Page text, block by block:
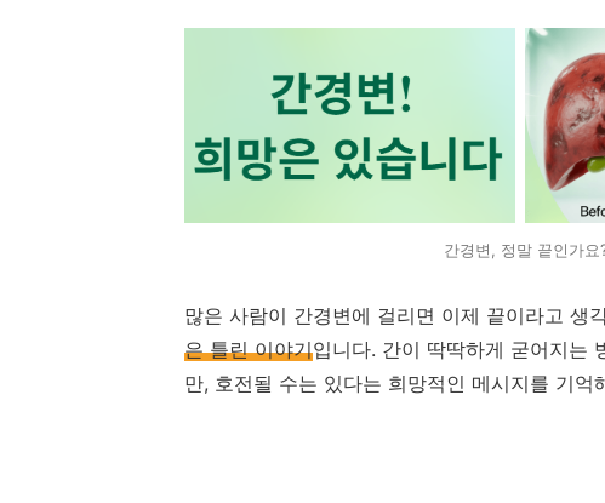
간경변, 정말 끝인가
많은 사람이 간경변에 걸리면 이제 끝이라고 생
은 틀린 이야기입니다. 간이 딱딱하게 굳어지는
만, 호전될 수는 있다는 희망적인 메시지를 기억